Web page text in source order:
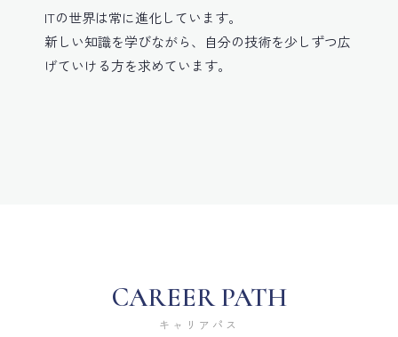
ITの世界は常に進化しています。
新しい知識を学びながら、自分の技術を少しずつ広
げていける方を求めています。
CAREER PATH
キャリアパス